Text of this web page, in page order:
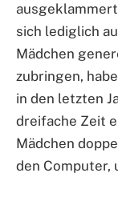
sich lediglich
Mädchen
zubringen,
in den letzten
dreifache Zeit
Mädchen
den Computer,